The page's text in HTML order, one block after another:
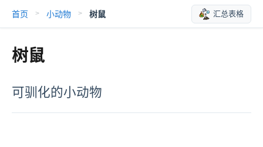
首页 > 小动物 > 树鼠 汇总表格
树鼠
可驯化的小动物